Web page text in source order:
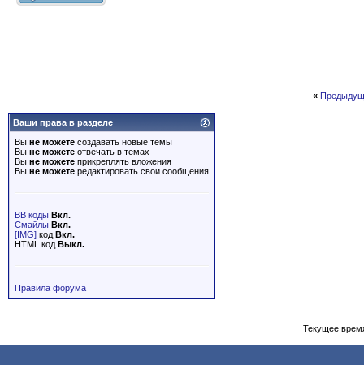
«
Ваши права в разделе
Вы не можете создавать новые темы
Вы не можете отвечать в темах
Вы не можете прикреплять вложения
Вы не можете редактировать свои сообщения
BB коды Вкл.
Смайлы Вкл.
[IMG] код Вкл.
HTML код Выкл.
Правила форума
Текущее